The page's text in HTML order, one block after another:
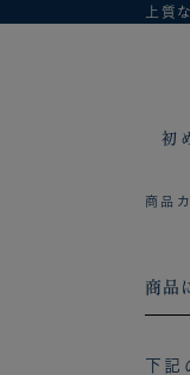
上質
初
商品
商品
下